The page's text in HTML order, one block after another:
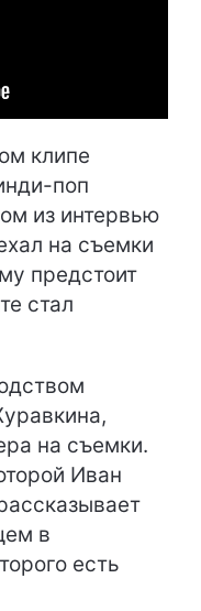
клипе
поп
из интервью
на съемки
предстоит
стал
на съемки.
Иван
в
есть